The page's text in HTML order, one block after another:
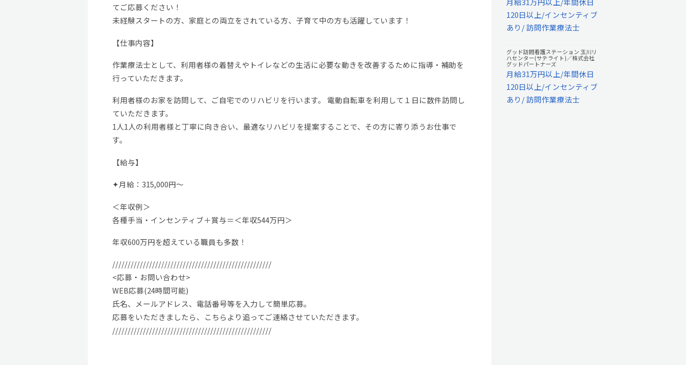
てご応募ください！
未経験スタートの方、家庭との両立をされている方、子育て中の方も活躍しています！
【仕事内容】
作業療法士として、利用者様の着替えやトイレなどの生活に必要な動きを改善するために指導・補助を
行っていただきます。
利用者様のお家を訪問して、ご自宅でのリハビリを行います。 電動自転車を利用して１日に数件訪問し
ていただきます。
1人1人の利用者様と丁寧に向き合い、最適なリハビリを提案することで、その方に寄り添うお仕事で
す。
【給与】
✦月給：315,000円～
＜年収例＞
各種手当・インセンティブ＋賞与＝＜年収544万円＞
年収600万円を超えている職員も多数！
////////////////////////////////////////////////////
<応募・お問い合わせ>
WEB応募(24時間可能)
氏名、メールアドレス、電話番号等を入力して簡単応募。
応募をいただきましたら、こちらより追ってご連絡させていただきます。
////////////////////////////////////////////////////
120日以上/インセンティブ
あり/ 訪問作業療法士
グッド訪問看護ステーション 玉川リ
ハセンター(サテライト)／株式会社
グッドパートナーズ
月給31万円以上/年間休日
120日以上/インセンティブ
あり/ 訪問作業療法士